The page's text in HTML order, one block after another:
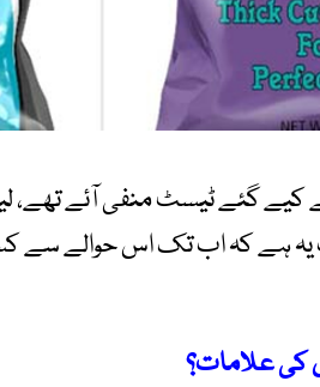
کیے گئے ٹیسٹ منفی آئے تھے،
یہ ہے کہ اب تک اس حوالے سے
کی علامات؟